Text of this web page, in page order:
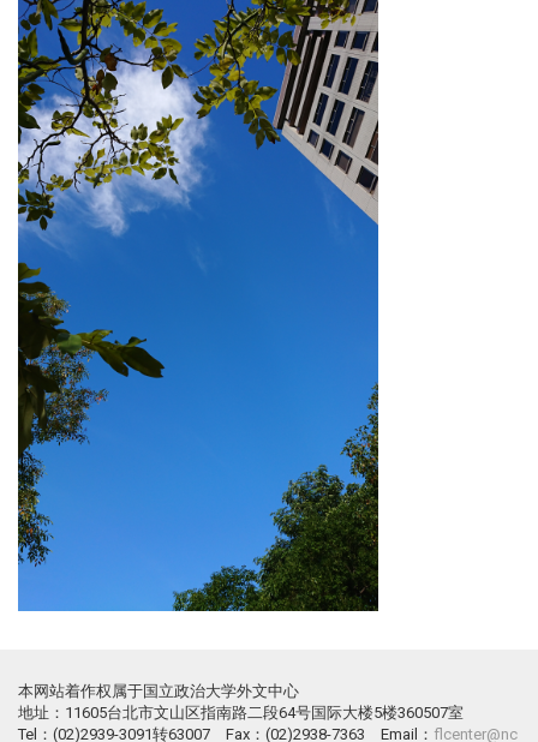
本网站着作权属于国立政治大学外文中心
地址：11605台北市文山区指南路二段64号国际大楼5楼360507室
Tel：(02)2939-3091转63007 Fax：(02)2938-7363 Email： flcenter@nc